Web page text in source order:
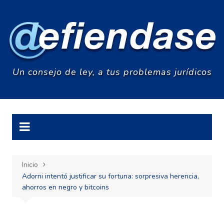
contenido
Un consejo de ley, a tus problemas jurídicos
Inicio
Adorni intentó justificar su fortuna: sorpresiva herencia,
ahorros en negro y bitcoins